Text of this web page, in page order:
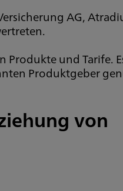
AG,
Produkte und Tarife.
Produktgeber
von